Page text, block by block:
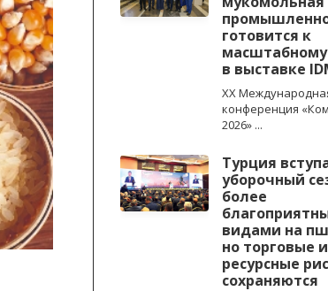
готовится к
в выставке
XX
конференция
2026» ...
Турция
уборочный
более
видами на
но торговые и
ресурсные
сохраняются